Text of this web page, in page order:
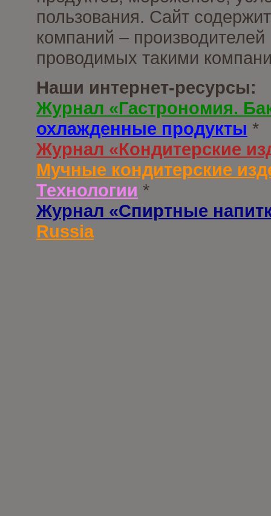
пользования. Сайт
компаний –
проводимых такими
Наши интернет-ресурсы:
Журнал «Гастрономия.
охлажденные продукты *
Журнал «Кондитерские
Мучные кондитерские
Технологии *
Журнал «Спиртные
Russia